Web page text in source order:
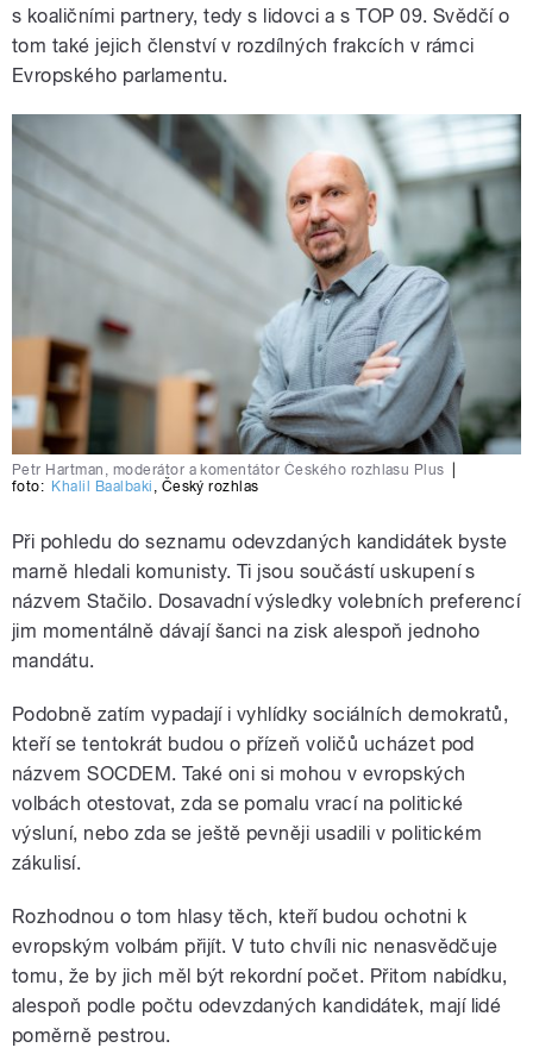
s koaličními partnery, tedy s lidovci a s TOP 09. Svědčí o
tom také jejich členství v rozdílných frakcích v rámci
Evropského parlamentu.
Petr Hartman, moderátor a komentátor Českého rozhlasu Plus
foto: Khalil Baalbaki Český rozhlas
Při pohledu do seznamu odevzdaných kandidátek byste
marně hledali komunisty. Ti jsou součástí uskupení s
názvem Stačilo. Dosavadní výsledky volebních preferencí
jim momentálně dávají šanci na zisk alespoň jednoho
mandátu.
Podobně zatím vypadají i vyhlídky sociálních demokratů,
kteří se tentokrát budou o přízeň voličů ucházet pod
názvem SOCDEM. Také oni si mohou v evropských
volbách otestovat, zda se pomalu vrací na politické
výsluní, nebo zda se ještě pevněji usadili v politickém
zákulisí.
Rozhodnou o tom hlasy těch, kteří budou ochotni k
evropským volbám přijít. V tuto chvíli nic nenasvědčuje
tomu, že by jich měl být rekordní počet. Přitom nabídku,
alespoň podle počtu odevzdaných kandidátek, mají lidé
poměrně pestrou.